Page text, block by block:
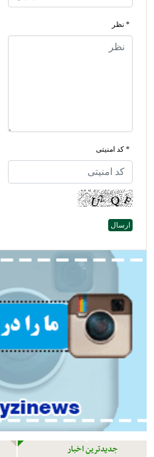
* نظر
* کد امنیتی
جدیدترین اخبار